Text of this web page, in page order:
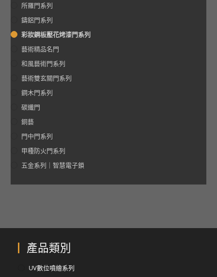
所羅門系列
鑄鋁門系列
彩妝鋼板壓花烤漆門系列
藝術精品名門
和風藝術門系列
藝術雙玄關門系列
鋼木門系列
碳纖門
銅藝
門中門系列
甲種防火門系列
五金系列｜智慧電子鎖
產品類別
UV數位噴繪系列